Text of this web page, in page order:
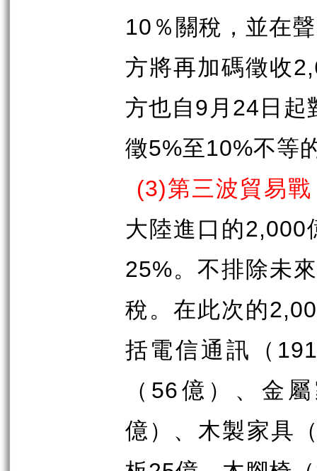
10 ％關稅，並在
方將再加碼徵收
方也自9 月 24 日起
徵5%至10%不等
(3)第三波貿易
大陸進口的2,000
25%。不排除未
稅。在此次的
括電信通訊（
（ 56億）、金
億）、木製家具